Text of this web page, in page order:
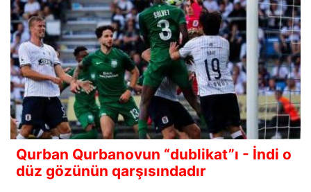
Qurban Qurbanovun “dublikat”ı - İndi o
düz gözünün qarşısındadır